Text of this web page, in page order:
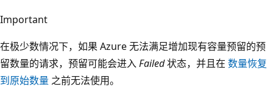
Important
在极少数情况下，如果 Azure 无法满足增加现有容量预留的预
留数量的请求，预留可能会进入Failed状态，并且在 数量恢复
到原始数量 之前无法使用。